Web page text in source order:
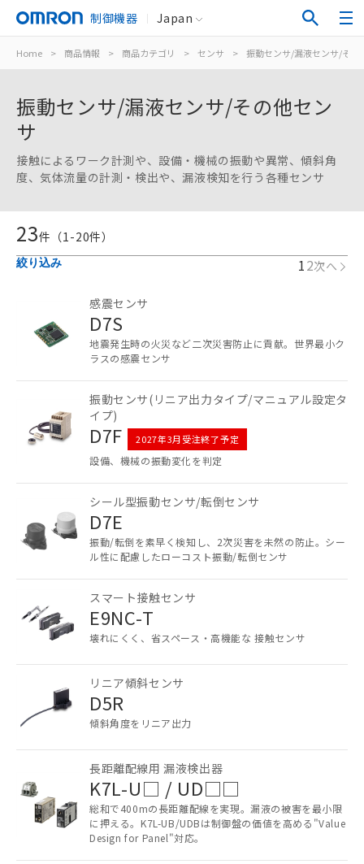
制御機器 Japan
Home > 商品情報 > 商品カテゴリ > センサ > 振動センサ/漏液センサ/その
振動センサ/漏液センサ/その他セン
サ
接触によるワーク計測や、設備・機械の振動や異常、傾斜角
度、気体流量の計測・検出や、漏液検知を行う各種センサ
23件（1-20件）
絞り込み 12次へ
感震センサ
D7S
地震発生時の火災など二次災害防止に貢献。世界最小ク
ラスの感震センサ
振動センサ(リニア出力タイプ/マニュアル設定タ
イプ)
D7F 2027年3月受注終了予定
設備、機械の振動変化を判定
シール型振動センサ/転倒センサ
D7E
振動/転倒を素早く検知し、2次災害を未然の防止。シー
ル性に配慮したローコスト振動/転倒センサ
スマート接触センサ
E9NC-T
壊れにくく、省スペース・高機能な 接触センサ
リニア傾斜センサ
D5R
傾斜角度をリニア出力
長距離配線用 漏液検出器
K7L-U□ / UD□□
総和で400mの長距離配線を実現。漏液の被害を最小限
に押える。K7L-UB/UDBは制御盤の価値を高める"Value
Design for Panel"対応。